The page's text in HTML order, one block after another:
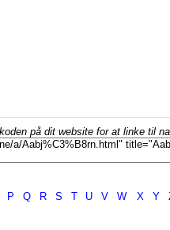
på dit website for at linke til
P Q R S T U V W X Y